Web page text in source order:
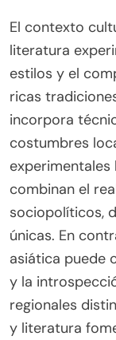
El contexto
literatura
estilos y el
ricas
incorpora
costumbres
combinan el
sociopolíticos,
únicas. En
asiática puede
y la
regionales
y literatura